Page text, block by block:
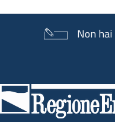
Non
di
pagina